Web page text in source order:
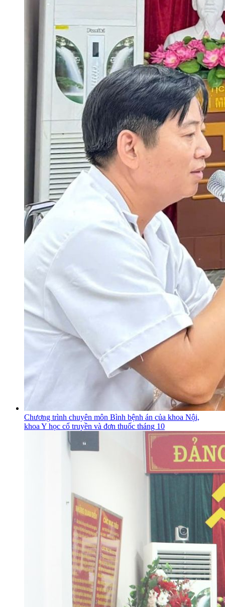
Chương trình chuyên môn Bình bệnh án của khoa Nội,
khoa Y học cổ truyền và đơn thuốc tháng 10